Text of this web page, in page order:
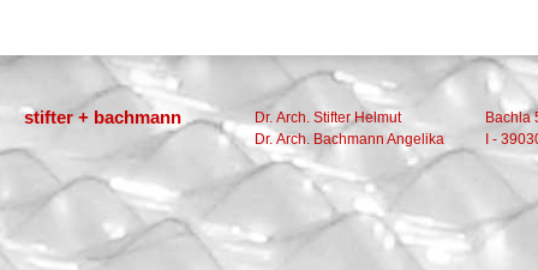
stifter + bachmann
Dr. Arch. Stifter Helmut
Dr. Arch. Bachmann Angelika
Bachla
I -